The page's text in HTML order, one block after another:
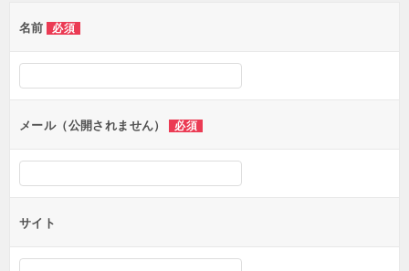
名前 必須
メール（公開されません） 必須
サイト